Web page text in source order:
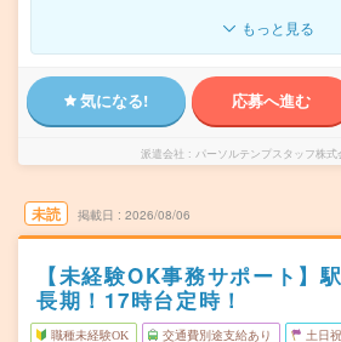
もっと見る
気になる! 応募へ進む
派遣会社 パーソルテンプスタッフ株
未読 掲載日 2026/08/06
【未経験OK事務サポート】
長期！17時台定時！
職種未経験OK 交通費別途支給あり 土日